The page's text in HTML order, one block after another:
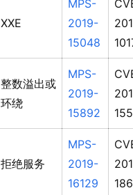
XXE
MPS-
2019-
15048
整数溢出或
环绕
MPS-
2019-
15892
拒绝服务
MPS-
2019-
16129